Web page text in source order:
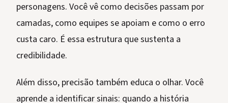
personagens. Você vê como decisões passam por
camadas, como equipes se apoiam e como o erro
custa caro. É essa estrutura que sustenta a
credibilidade.
Além disso, precisão também educa o olhar. Você
aprende a identificar sinais: quando a história